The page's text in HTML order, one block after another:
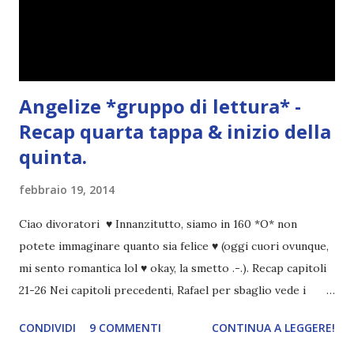
Angelize *gruppo di lettura* -
Recap quarta tappa & inizio della
quinta.
febbraio 19, 2014
Ciao divoratori ♥ Innanzitutto, siamo in 160 *O* non
potete immaginare quanto sia felice ♥ (oggi cuori ovunque,
mi sento romantica lol ♥ okay, la smetto .-.). Recap capitoli
21-26 Nei capitoli precedenti, Rafael per sbaglio vede i
incontrano e Hesediel mostra loro come combattere i puri.
CONDIVIDI 9 COMMENTI CONTINUA A LEGGERE!